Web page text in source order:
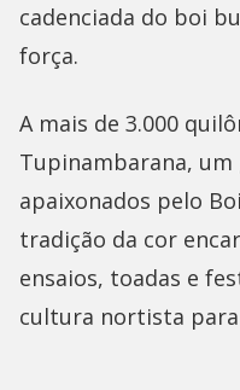
cadenciada do boi
força.
A mais de 3.000
Tupinambarana,
apaixonados pelo
tradição da cor
ensaios, toadas e
cultura nortista